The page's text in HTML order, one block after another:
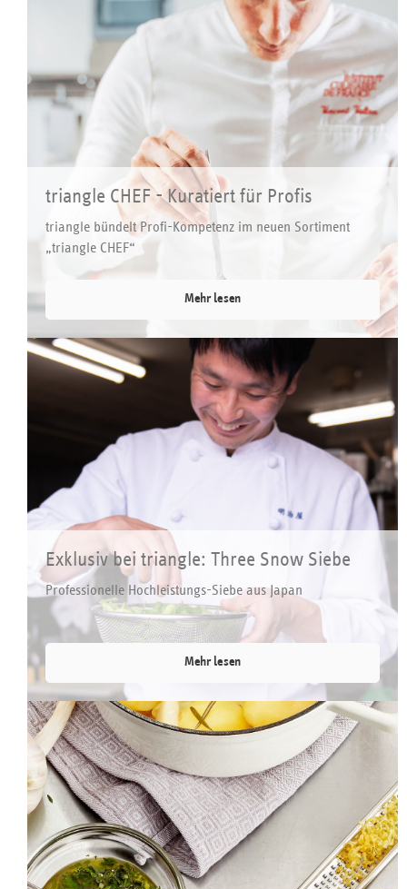
triangle CHEF - Kuratiert für Profis
triangle bündelt Profi-Kompetenz im neuen Sortiment
„triangle CHEF“
Mehr lesen
Exklusiv bei triangle: Three Snow Siebe
Professionelle Hochleistungs-Siebe aus Japan
Mehr lesen